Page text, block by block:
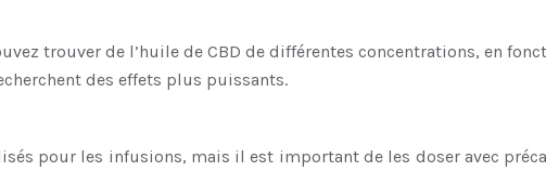
trouver de l’huile de CBD de différentes concentrations, en
des effets plus puissants.
pour les infusions, mais il est important de les doser avec